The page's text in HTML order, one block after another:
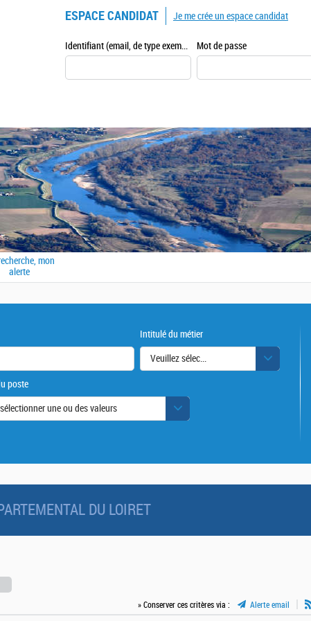
ESPACE CANDIDAT
Identifiant (email, de type exemple@exemple.fr) Mot de passe
Je me crée un espace candidat
mon
alerte
Intitulé du métier
Veuillez sélectionner une ou des valeurs
poste
une ou des valeurs
DU LOIRET
» Conserver ces critères via : Alerte email